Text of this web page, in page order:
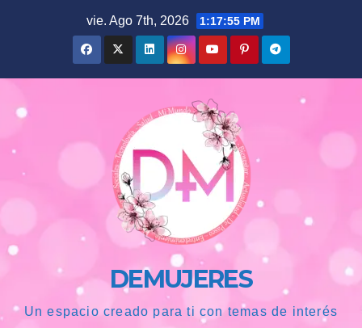
vie. Ago 7th, 2026 1:17:56 PM
DEMUJERES
Un espacio creado para ti con temas de interés